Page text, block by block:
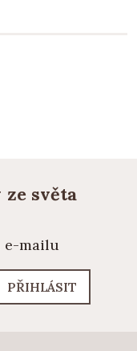
světa
e-mailu
PŘIHLÁSIT